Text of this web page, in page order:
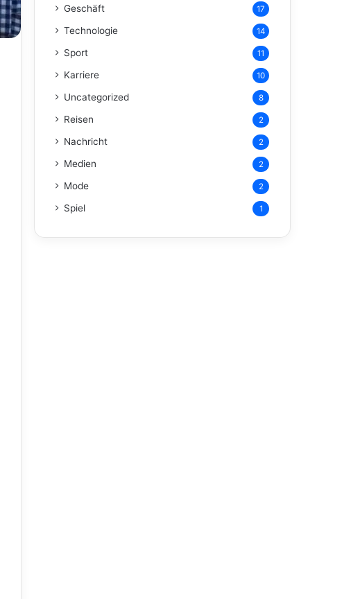
Geschäft 17
Technologie 14
Sport 11
Karriere 10
Uncategorized 8
Reisen 2
Nachricht 2
Medien 2
Mode 2
Spiel 1